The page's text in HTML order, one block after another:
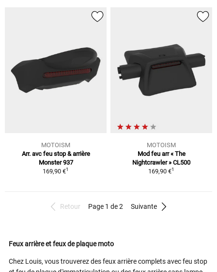
MOTOISM
Arr. avc feu stop & arrière
Monster 937
169,90 €1
MOTOISM
Mod feu arr « The
Nightcrawler » CL500
169,90 €1
Retour Page 1 de 2 Suivante
Feux arrière et feux de plaque moto
Chez Louis, vous trouverez des feux arrière complets avec feu stop